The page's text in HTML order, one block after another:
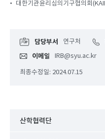
• 대한기관윤리심의기구협의회
담당부서 연구처
이메일 IRB@syu.ac.kr
최종수정일: 2024.07.15
산학협력단